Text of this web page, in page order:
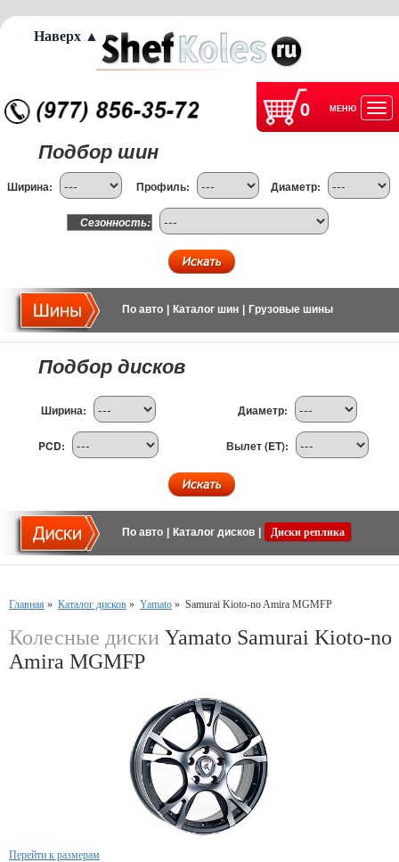
0 МЕНЮ
Подбор шин
Ширина: Профиль: Диаметр:
Сезонность:
По авто Каталог шин Грузовые шины
Подбор дисков
Ширина: Диаметр:
PCD: Вылет (ET):
По авто Каталог дисков Диски реплика
Главная » Каталог дисков » Yamato » Samurai Kioto-no Amira MGMFP
Колесные диски Yamato Samurai Kioto-no
Amira MGMFP
Перейти к размерам
Наверх ▲